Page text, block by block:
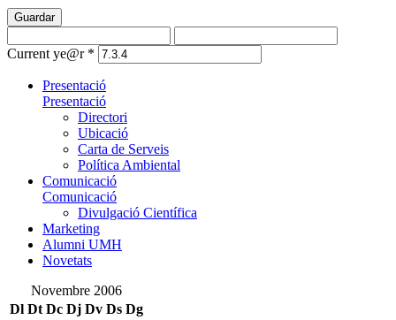
Guardar
Current ye@r *
Presentació
Presentació
Directori
Ubicació
Carta de Serveis
Política Ambiental
Comunicació
Comunicació
Divulgació Científica
Marketing
Alumni UMH
Novetats
Novembre 2006
Dl Dt Dc Dj Dv Ds Dg